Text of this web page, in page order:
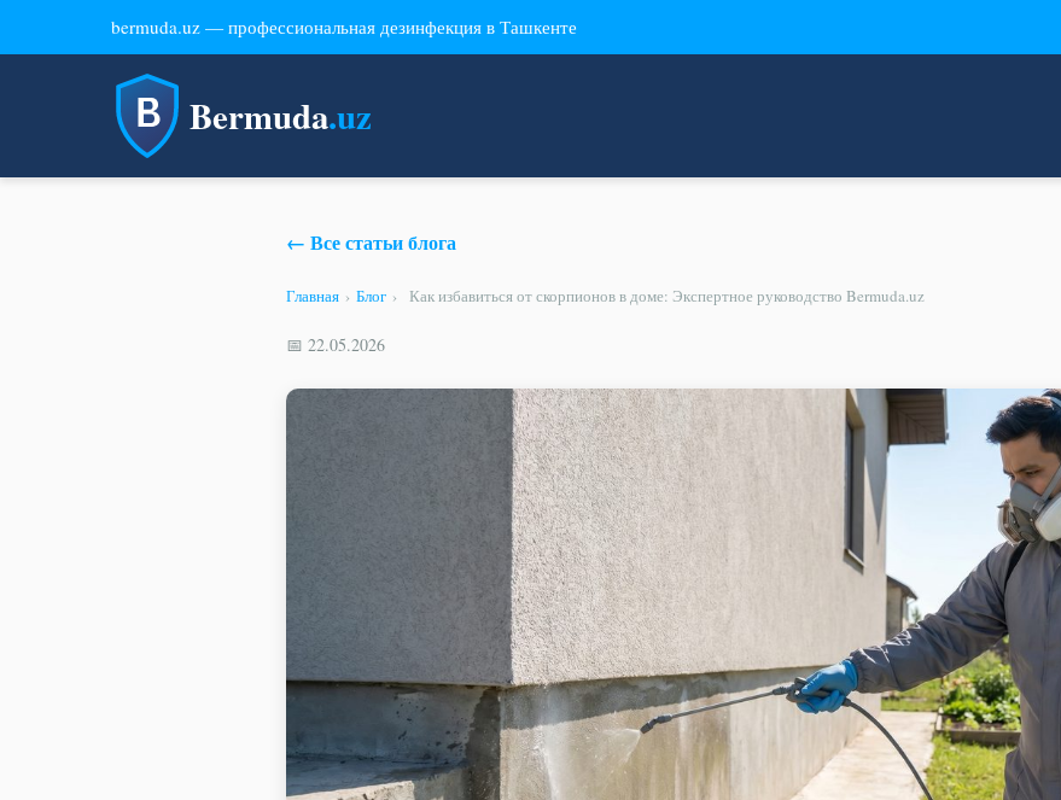
bermuda.uz — профессиональная дезинфекция в Ташкенте
Bermuda.uz
← Все статьи блога
Главная › Блог › Как избавиться от скорпионов в доме: Экспертное руководство Bermuda.uz
📅 22.05.2026